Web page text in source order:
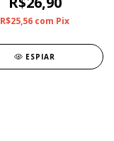
R$25,56 com Pix
ESPIAR